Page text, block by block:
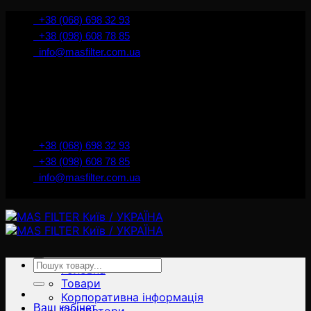
İçeriğe+38 (068) 698 32 93
+38 (098) 608 78 85
info@masfilter.com.ua
+38 (068) 698 32 93
+38 (098) 608 78 85
info@masfilter.com.ua
Головна
Товари
Корпоративна інформація
Ara:
Ваш кабінет